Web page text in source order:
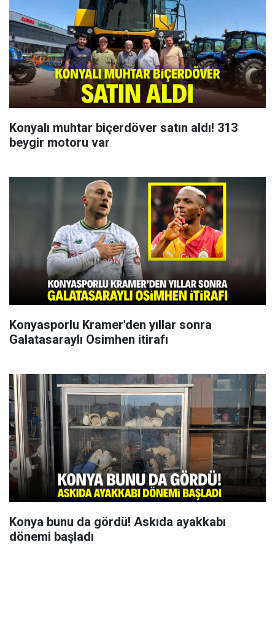
Konyalı muhtar biçerdöver satın aldı! 313
beygir motoru var
Konyasporlu Kramer'den yıllar sonra
Galatasaraylı Osimhen itirafı
Konya bunu da gördü! Askıda ayakkabı
dönemi başladı